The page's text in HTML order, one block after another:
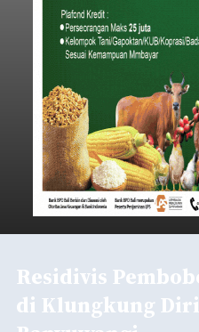
Residivis
di Klungkung